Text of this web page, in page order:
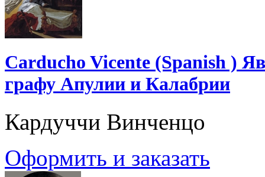
Carducho Vicente (Spanish )
графу Апулии и Калабрии
Кардуччи Винченцо
Оформить и заказать